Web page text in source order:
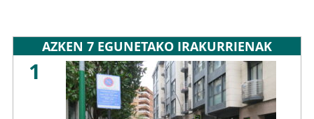
AZKEN 7 EGUNETAKO IRAKURRIENAK
1